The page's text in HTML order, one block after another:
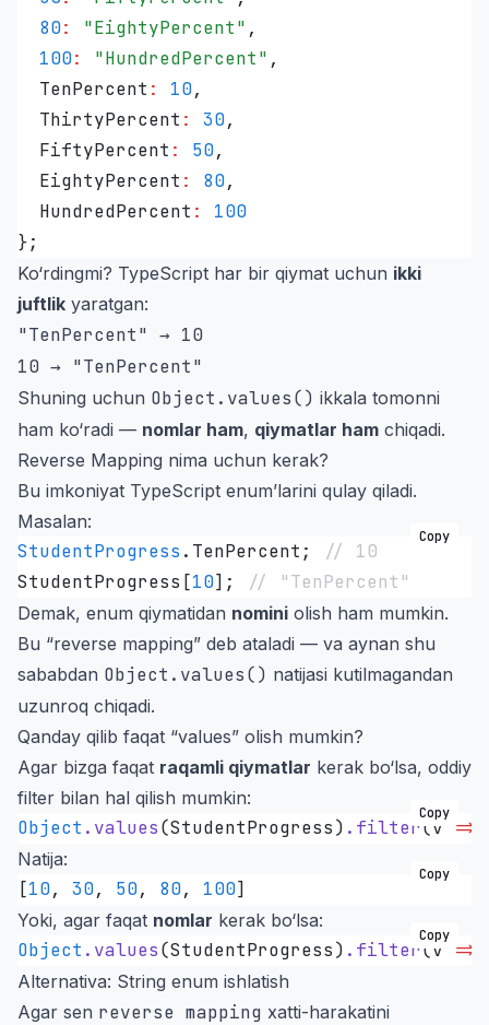
  80
: "EightyPercent" ,
  100
: "HundredPercent" ,
  TenPercent
: 10,
  ThirtyPercent
: 30,
  FiftyPercent
: 50,
  EightyPercent
: 80,
  HundredPercent
:
100
};
Ko‘rdingmi? TypeScript har bir qiymat uchun ikki
juftlik yaratgan:
"TenPercent" → 10
10 → "TenPercent"
Shuning uchun Object.values() ikkala tomonni
ham ko‘radi — nomlar ham, qiymatlar ham chiqadi.
Reverse Mapping nima uchun kerak?
Bu imkoniyat TypeScript enum’larini qulay qiladi.
Masalan:
StudentProgress . TenPercent ;
// 10
StudentProgress[10]; // "TenPercent"
Copy
Demak, enum qiymatidan nomini olish ham mumkin.
Bu “reverse mapping” deb ataladi — va aynan shu
sababdan Object.values() natijasi kutilmagandan
uzunroq chiqadi.
Qanday qilib faqat “values” olish mumkin?
Agar bizga faqat raqamli qiymatlar kerak bo‘lsa, oddiy
filter bilan hal qilish mumkin:
Object . values(StudentProgress) . filter( v =>
Copy
Natija:
[10, 30, 50, 80, 100]
Copy
Yoki, agar faqat nomlar kerak bo‘lsa:
Object . values(StudentProgress) . filter( v =>
Copy
Alternativa: String enum ishlatish
Agar sen reverse mapping xatti-harakatini